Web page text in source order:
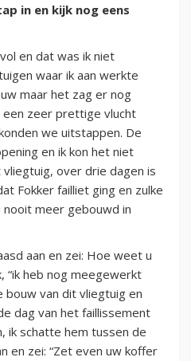
in en kijk nog eens
en dat was ik niet
waar ik aan werkte
maar het zag er nog
zeer prettige vlucht
we uitstappen. De
en ik kon het niet
over drie dagen is
Fokker failliet ging en zulke
meer gebouwd in
aan en zei: Hoe weet u
“ik heb nog meegewerkt
bouw van dit vliegtuig en
dag van het faillissement
ik schatte hem tussen de
en zei: “Zet even uw koffer